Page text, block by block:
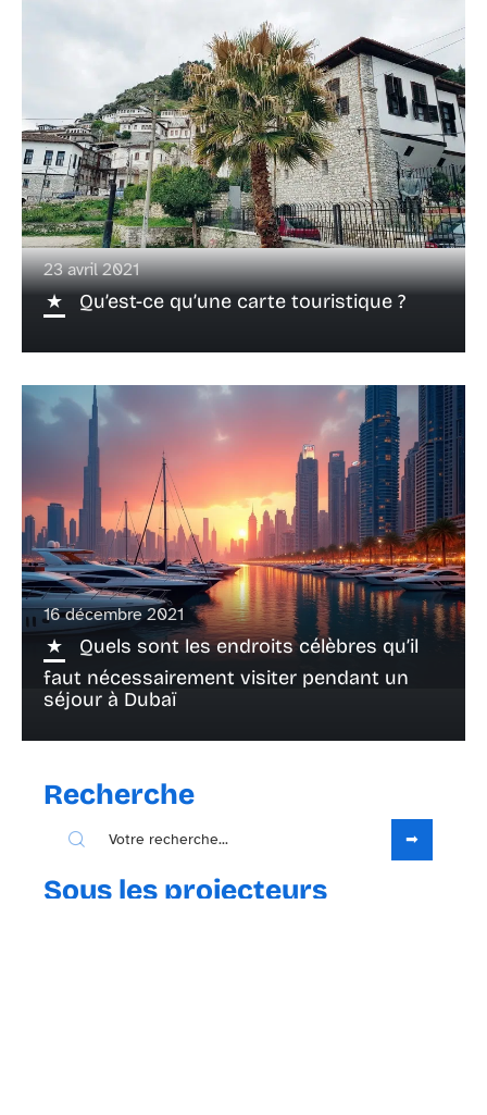
23 avril 2021
Qu’est-ce qu’une carte touristique ?
16 décembre 2021
Quels sont les endroits célèbres qu’il
faut nécessairement visiter pendant un
séjour à Dubaï
Recherche
Sous les projecteurs